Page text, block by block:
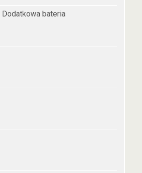
Dodatkowa bateria